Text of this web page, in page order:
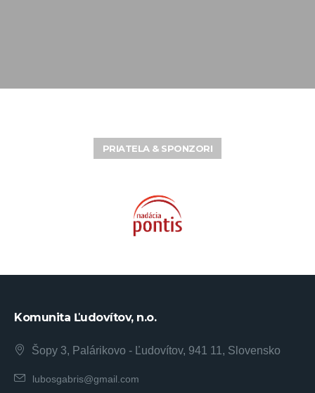
PRIATELA & SPONZORI
Komunita Ľudovítov, n.o.
Šopy 3, Palárikovo - Ľudovítov, 941 11, Slovensko
lubosgabris@gmail.com